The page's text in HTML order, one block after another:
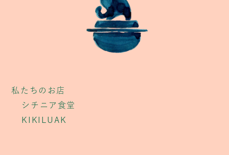
私たちのお店
シチニア食堂
KIKILUAK